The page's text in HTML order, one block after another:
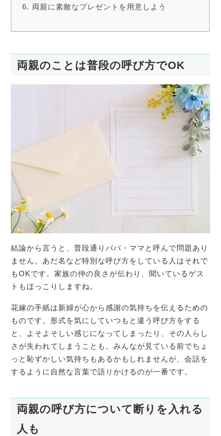
両親に素敵なプレゼントを用意しよう
両親のことは普段の呼び方でOK
結論から言うと、普段通りパパ・ママと呼んで問題あり
ません。あだ名など特別な呼び方をしている人はそれで
もOKです。家族の仲の良さが伝わり、聞いているゲス
トもほっこりしますね。
花嫁の手紙は新婦が心から感謝の気持ちを伝えるための
ものです。形式を気にしていつもと違う呼び方をする
と、よそよそしい感じになってしまったり、その人らし
さが失われてしまうことも。みんなが見ている前でちょ
っと恥ずかしい気持ちもあるかもしれませんが、会話を
するように自然な言葉で語りかけるのが一番です。
両親の呼び方について断りを入れる
人も